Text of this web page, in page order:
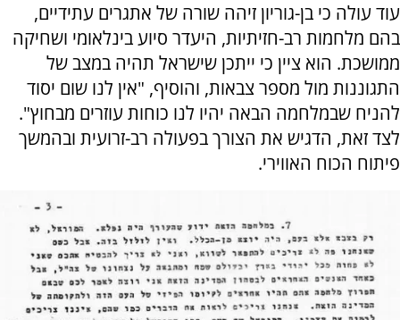
עוד עולה כי בן-גוריון זיהה שורה של אתגרים עתידיים,
בהם מלחמות רב-חזיתיות, היעדר סיוע בינלאומי ושחיקה
ממושכת. הוא ציין כי ייתכן שישראל תהיה במצב של
התגוננות מול מספר צבאות, והוסיף, "אין לנו שום יסוד
להניח שבמלחמה הבאה יהיו לנו כוחות עוזרים מבחוץ".
לצד זאת, הדגיש את הצורך בפעולה רב-זרועית ובהמשך
פיתוח הכוח האווירי.